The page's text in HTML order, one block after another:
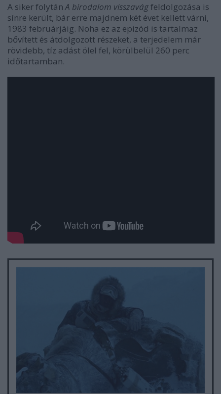
A siker folytán A birodalom visszavágfeldolgozása is
sínre került, bár erre majdnem két évet kellett várni,
1983 februárjáig. Noha ez az epizód is tartalmaz
bővített és átdolgozott részeket, a terjedelem már
rövidebb, tíz adást ölel fel, körülbelül 260 perc
időtartamban.